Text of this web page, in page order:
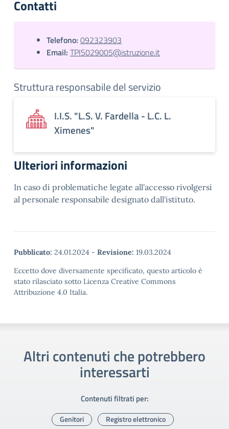
Contatti
Telefono: 092323903
Email: TPIS029005@istruzione.it
Struttura responsabile del servizio
I.I.S. "L.S. V. Fardella - L.C. L.
Ximenes"
Ulteriori informazioni
In caso di problematiche legate all'accesso rivolgersi
al personale responsabile designato dall'istituto.
Pubblicato: 24.01.2024 - Revisione: 19.03.2024
Eccetto dove diversamente specificato, questo articolo è
stato rilasciato sotto Licenza Creative Commons
Attribuzione 4.0 Italia.
Altri contenuti che potrebbero
interessarti
Contenuti filtrati per:
Genitori Registro elettronico